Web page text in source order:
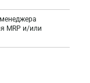
MRP и/или